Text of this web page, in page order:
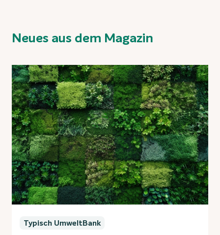
Neues aus dem Magazin
Typisch UmweltBank